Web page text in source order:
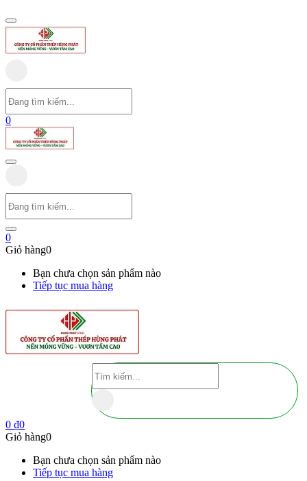
0
0
Giỏ hàng0
Bạn chưa chọn sản phẩm nào
Tiếp tục mua hàng
0 ₫0
Giỏ hàng0
Bạn chưa chọn sản phẩm nào
Tiếp tục mua hàng